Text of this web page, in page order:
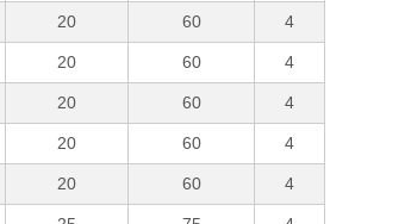
20 60 4
20 60 4
20 60 4
20 60 4
20 60 4